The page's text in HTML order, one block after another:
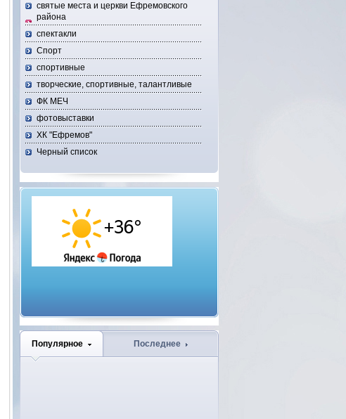
святые места и церкви Ефремовского
района
спектакли
Спорт
спортивные
творческие, спортивные, талантливые
ФК МЕЧ
фотовыставки
ХК "Ефремов"
Черный список
Популярное Последнее